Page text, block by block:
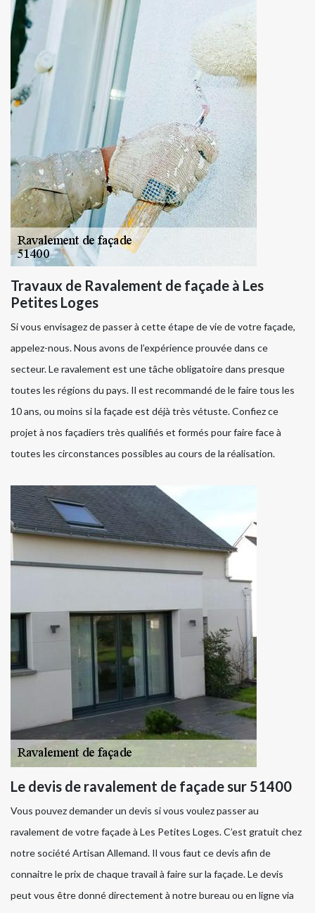
Travaux de Ravalement de façade à Les
Petites Loges
Si vous envisagez de passer à cette étape de vie de votre façade,
appelez-nous. Nous avons de l’expérience prouvée dans ce
secteur. Le ravalement est une tâche obligatoire dans presque
toutes les régions du pays. Il est recommandé de le faire tous les
10 ans, ou moins si la façade est déjà très vétuste. Confiez ce
projet à nos façadiers très qualifiés et formés pour faire face à
toutes les circonstances possibles au cours de la réalisation.
Le devis de ravalement de façade sur 51400
Vous pouvez demander un devis si vous voulez passer au
ravalement de votre façade à Les Petites Loges. C’est gratuit chez
notre société Artisan Allemand. Il vous faut ce devis afin de
connaitre le prix de chaque travail à faire sur la façade. Le devis
peut vous être donné directement à notre bureau ou en ligne via